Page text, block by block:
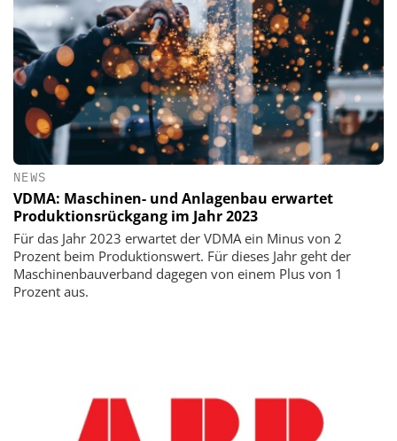
NEWS
VDMA: Maschinen- und Anlagenbau erwartet
Produktionsrückgang im Jahr 2023
Für das Jahr 2023 erwartet der VDMA ein Minus von 2
Prozent beim Produktionswert. Für dieses Jahr geht der
Maschinenbauverband dagegen von einem Plus von 1
Prozent aus.